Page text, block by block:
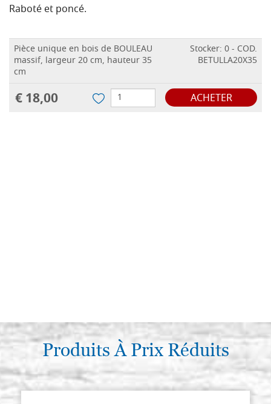
Raboté et poncé.
Pièce unique en bois de BOULEAU
massif, largeur 20 cm, hauteur 35
cm
Stocker: 0 - COD.
BETULLA20X35
€ 18,00 ACHETER
Produits À Prix Réduits